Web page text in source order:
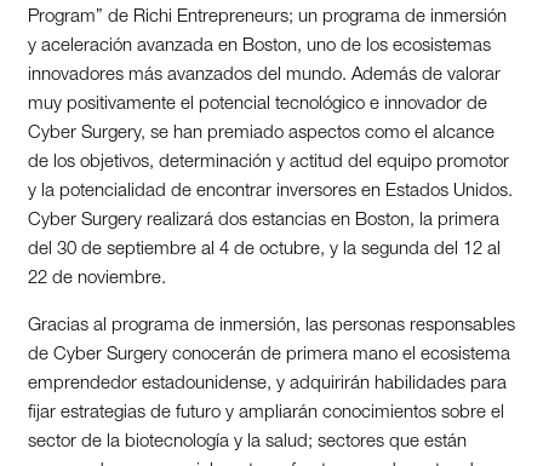
Program” de Richi Entrepreneurs; un programa de inmersión
y aceleración avanzada en Boston, uno de los ecosistemas
innovadores más avanzados del mundo. Además de valorar
muy positivamente el potencial tecnológico e innovador de
Cyber Surgery, se han premiado aspectos como el alcance
de los objetivos, determinación y actitud del equipo promotor
y la potencialidad de encontrar inversores en Estados Unidos.
Cyber Surgery realizará dos estancias en Boston, la primera
del 30 de septiembre al 4 de octubre, y la segunda del 12 al
22 de noviembre.
Gracias al programa de inmersión, las personas responsables
de Cyber Surgery conocerán de primera mano el ecosistema
emprendedor estadounidense, y adquirirán habilidades para
fijar estrategias de futuro y ampliarán conocimientos sobre el
sector de la biotecnología y la salud; sectores que están